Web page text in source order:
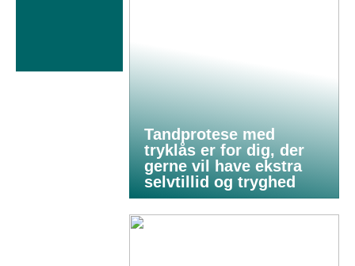
Tandprotese med
tryklås er for dig, der
gerne vil have ekstra
selvtillid og tryghed